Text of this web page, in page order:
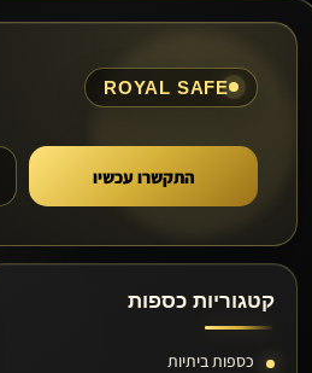
ROYAL SAFE
התקשרו עכשיו
קטגוריות כספות
כספות ביתיות